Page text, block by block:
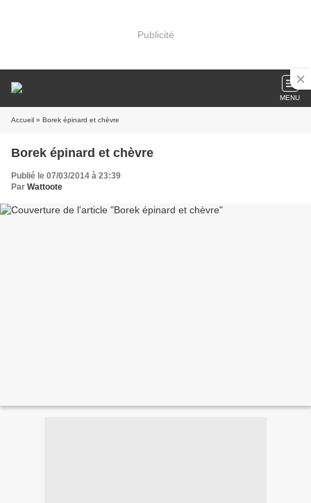
Publicité
MENU
Accueil » Borek épinard et chèvre
Borek épinard et chèvre
Publié le 07/03/2014 à 23:39
Par Wattoote